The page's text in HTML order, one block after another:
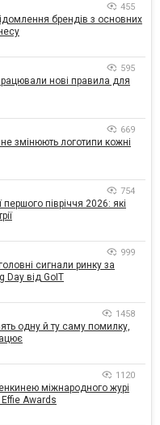
455
брендів з основних
595
нові правила для
669
змінюють логотипи кожні
754
півріччя 2026: які
999
сигнали ринку за
Day від GoIT
1458
одну й ту саму помилку,
1120
міжнародного журі
Awards